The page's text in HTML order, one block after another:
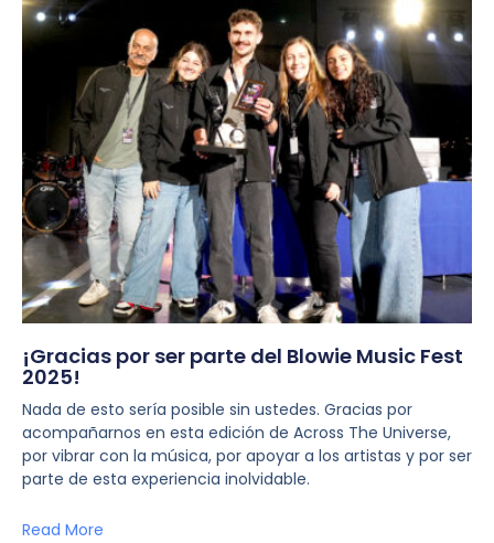
¡Gracias por ser parte del Blowie Music Fest
2025!
Nada de esto sería posible sin ustedes. Gracias por
acompañarnos en esta edición de Across The Universe,
por vibrar con la música, por apoyar a los artistas y por ser
parte de esta experiencia inolvidable.
Read More